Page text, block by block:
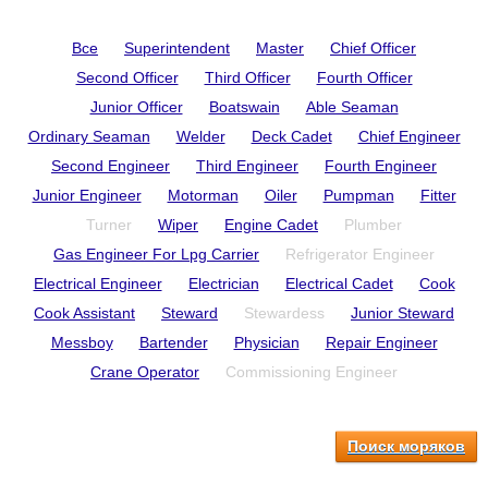
Все Superintendent Master
Chief Officer
Second Officer
Third Officer
Fourth Officer
Junior Officer
Boatswain
Able Seaman
Ordinary Seaman
Welder Deck Cadet
Chief Engineer
Second Engineer
Third Engineer
Fourth Engineer
Junior Engineer
Motorman Oiler Pumpman
Fitter
Turner
Wiper Engine Cadet
Plumber
Gas Engineer For Lpg Carrier
Refrigerator Engineer
Electrical Engineer
Electrician Electrical Cadet
Cook
Cook Assistant
Steward Stewardess
Junior Steward
Messboy
Bartender Physician
Repair Engineer
Crane Operator
Commissioning Engineer
Поиск моряков